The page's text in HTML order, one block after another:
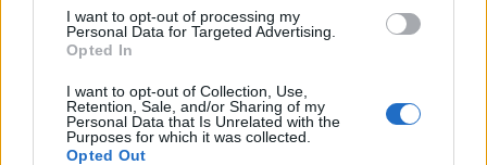
I want to opt-out of processing my
Personal Data for Targeted Advertising.
Opted In
I want to opt-out of Collection, Use,
Retention, Sale, and/or Sharing of my
Personal Data that Is Unrelated with the
Purposes for which it was collected.
Opted Out
Atosa Olsa, S.L
Barcelona (Barcelona)
Ver más
3691